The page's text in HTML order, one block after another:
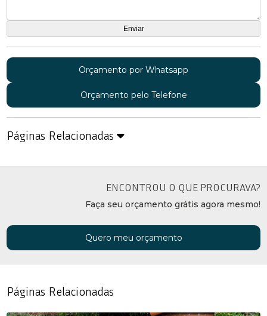
Orçamento por Whatsapp
Orçamento pelo Telefone
Páginas Relacionadas
ENCONTROU O QUE PROCURAVA?
Faça seu orçamento grátis agora mesmo!
Quero meu orçamento
Páginas Relacionadas